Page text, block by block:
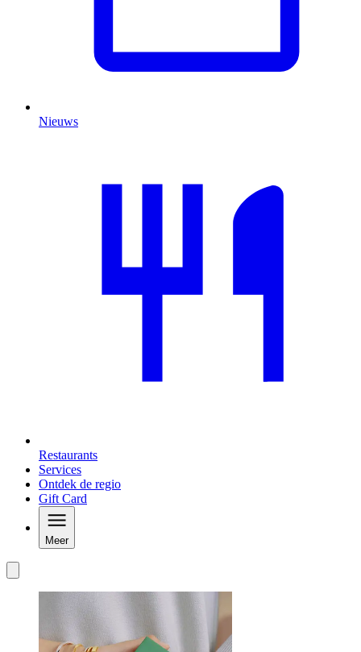
Nieuws
Restaurants
Services
Ontdek de regio
Gift Card
Meer